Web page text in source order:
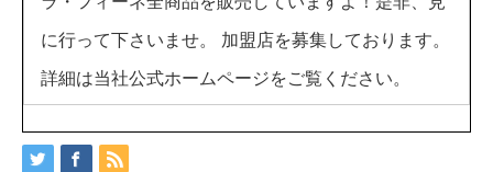
に行って下さいませ。 加盟店を募集しております。
詳細は当社公式ホームページをご覧ください。